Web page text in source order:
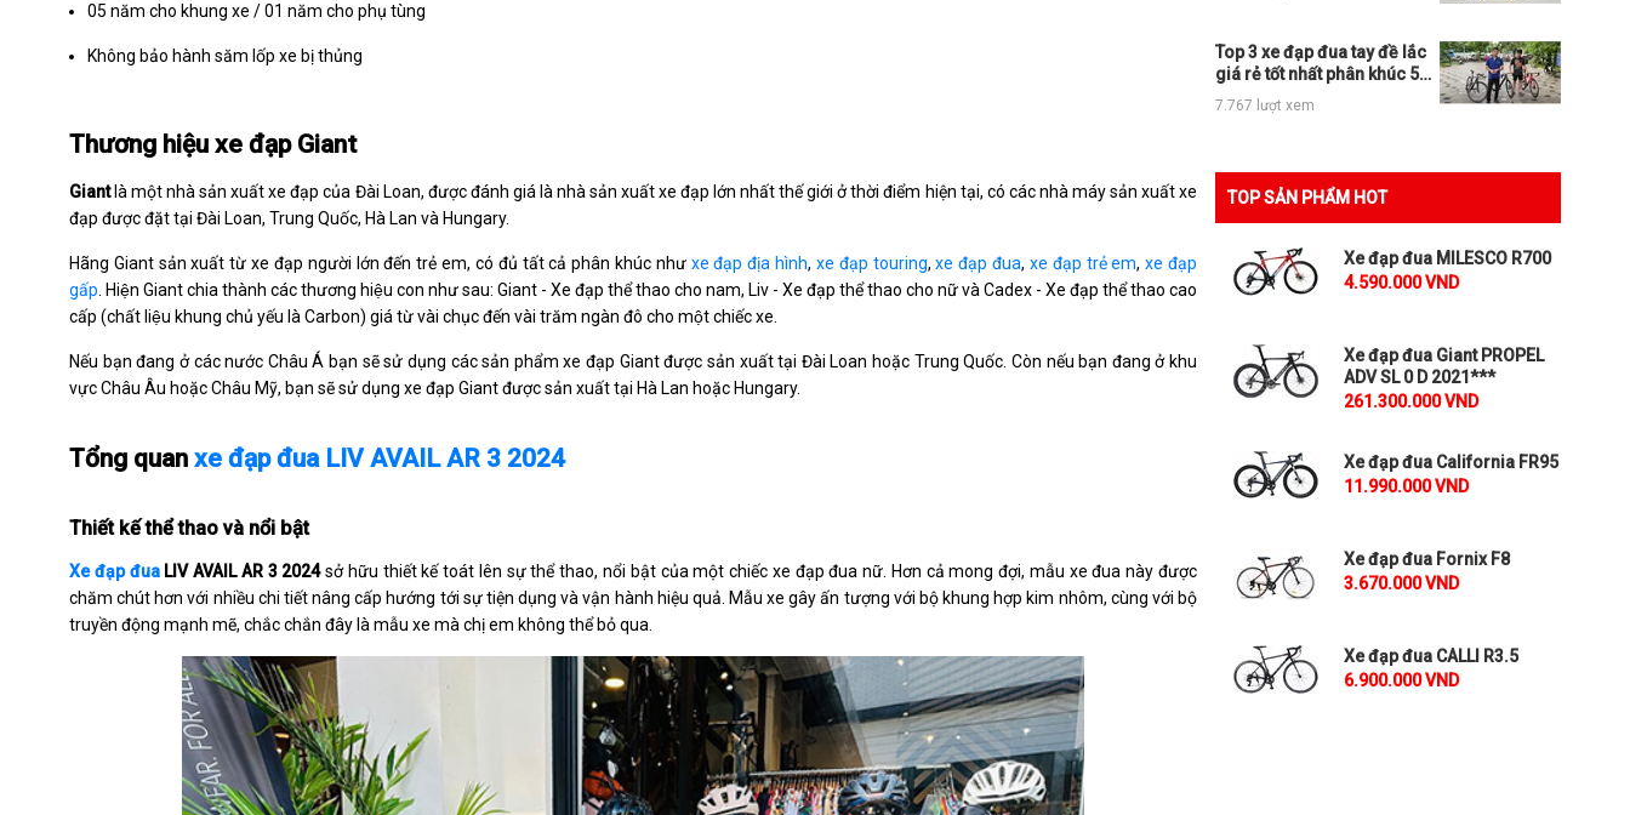
05 năm cho khung xe / 01 năm cho phụ tùng
Không bảo hành săm lốp xe bị thủng
Thương hiệu xe đạp Giant
Giant là một nhà sản xuất xe đạp của Đài Loan, được đánh giá là nhà sản xuất xe đạp lớn nhất thế giới ở thời điểm hiện tại, có các nhà máy sản xuất xe
đạp được đặt tại Đài Loan, Trung Quốc, Hà Lan và Hungary.
Hãng Giant sản xuất từ xe đạp người lớn đến trẻ em, có đủ tất cả phân khúc như xe đạp địa hình, xe đạp touring,xe đạp đua, xe đạp trẻ em,xe đạp
gấp. Hiện Giant chia thành các thương hiệu con như sau: Giant - Xe đạp thể thao cho nam, Liv - Xe đạp thể thao cho nữ và Cadex - Xe đạp thể thao cao
cấp (chất liệu khung chủ yếu là Carbon) giá từ vài chục đến vài trăm ngàn đô cho một chiếc xe.
Nếu bạn đang ở các nước Châu Á bạn sẽ sử dụng các sản phẩm xe đạp Giant được sản xuất tại Đài Loan hoặc Trung Quốc. Còn nếu bạn đang ở khu
vực Châu Âu hoặc Châu Mỹ, bạn sẽ sử dụng xe đạp Giant được sản xuất tại Hà Lan hoặc Hungary.
Tổng quan xe đạp đua LIV AVAIL AR 3 2024
Thiết kế thể thao và nổi bật
Xe đạp đuaLIV AVAIL AR 3 2024sở hữu thiết kế toát lên sự thể thao, nổi bật của một chiếc xe đạp đua nữ. Hơn cả mong đợi, mẫu xe đua này được
chăm chút hơn với nhiều chi tiết nâng cấp hướng tới sự tiện dụng và vận hành hiệu quả. Mẫu xe gây ấn tượng với bộ khung hợp kim nhôm, cùng với bộ
truyền động mạnh mẽ, chắc chắn đây là mẫu xe mà chị em không thể bỏ qua.
Top 3 xe đạp đua tay đề lắc
giá rẻ tốt nhất phân khúc 5tr,
10tr và 15tr
7.767 lượt xem
TOP SẢN PHẨM HOT
Xe đạp đua MILESCO R700
4.590.000 VND
Xe đạp đua Giant PROPEL
ADV SL 0 D 2021***
261.300.000 VND
Xe đạp đua California FR95
11.990.000 VND
Xe đạp đua Fornix F8
3.670.000 VND
Xe đạp đua CALLI R3.5
6.900.000 VND